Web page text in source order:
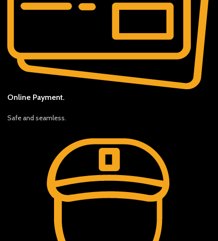
Online Payment.
Safe and seamless.